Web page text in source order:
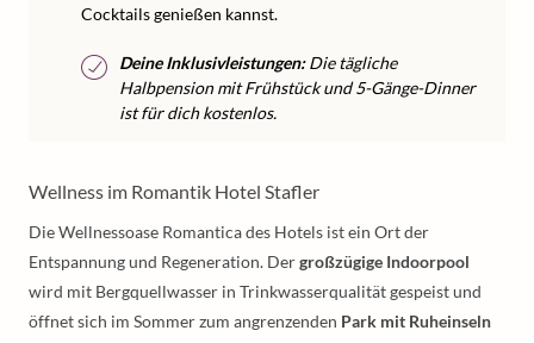
Cocktails genießen kannst.
Deine Inklusivleistungen:Die tägliche
Halbpension mit Frühstück und 5-Gänge-Dinner
ist für dich kostenlos.
Wellness im Romantik Hotel Stafler
Die Wellnessoase Romantica des Hotels ist ein Ort der
Entspannung und Regeneration. Dergroßzügige Indoorpool
wird mit Bergquellwasser in Trinkwasserqualität gespeist und
öffnet sich im Sommer zum angrenzenden Park mit Ruheinseln